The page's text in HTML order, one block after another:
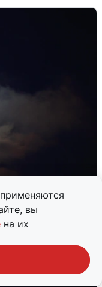
вы
на их
взрывы